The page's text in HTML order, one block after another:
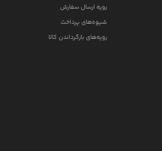
رویه ارسال سفارش
شیوه‌های پرداخت
رویه‌های بازگرداندن کالا